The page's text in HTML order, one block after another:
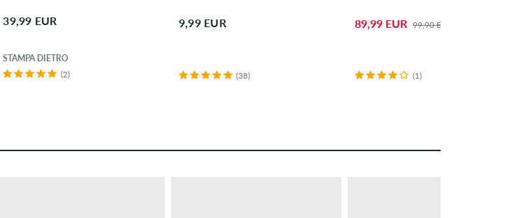
39,99 EUR
STAMPA DIETRO
(2)
9,99 EUR
(38)
89,99 EUR 99,90 EUR
(1)